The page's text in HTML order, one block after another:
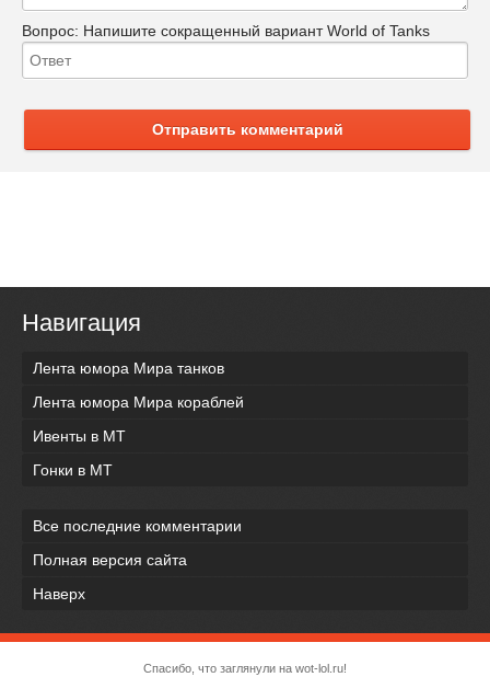
Вопрос: Напишите сокращенный вариант World of Tanks
Отправить комментарий
Навигация
Лента юмора Мира танков
Лента юмора Мира кораблей
Ивенты в МТ
Гонки в МТ
Все последние комментарии
Полная версия сайта
Наверх
Спасибо, что заглянули на wot-lol.ru!